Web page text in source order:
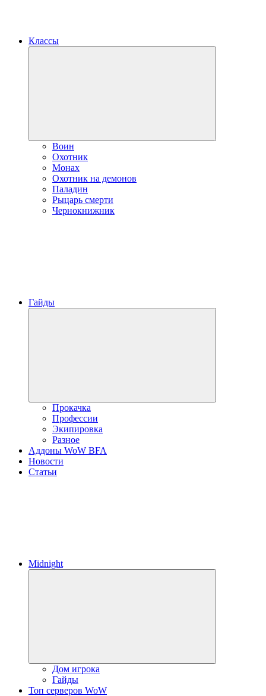
Классы
Воин
Охотник
Монах
Охотник на демонов
Паладин
Рыцарь смерти
Чернокнижник
Гайды
Прокачка
Профессии
Экипировка
Разное
Аддоны WoW BFA
Новости
Статьи
Midnight
Дом игрока
Гайды
Топ серверов WoW